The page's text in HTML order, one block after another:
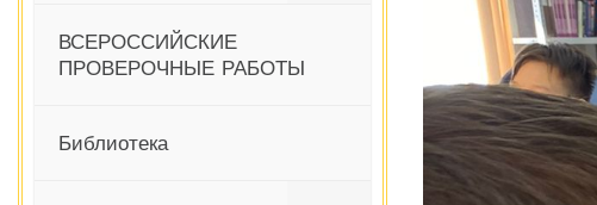
ВСЕРОССИЙСКИЕ
ПРОВЕРОЧНЫЕ РАБОТЫ
Библиотека